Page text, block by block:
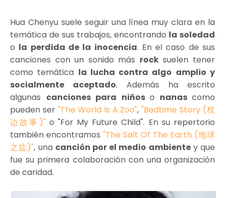
Hua Chenyu suele seguir una línea muy clara en la
temática de sus trabajos, encontrando la soledad
o la perdida de la inocencia. En el caso de sus
canciones con un sonido más rocksuelen tener
como temática la lucha contra algo amplio y
socialmente aceptado. Además ha escrito
algunas canciones para niños o nanas como
pueden ser "The World Is A Zoo","Bedtime Story (枕
边故事)"o "For My Future Child". En su repertorio
también encontramos "The Salt Of The Earth (地球
之盐)", una canción por el medio ambientey que
fue su primera colaboración con una organización
de caridad.